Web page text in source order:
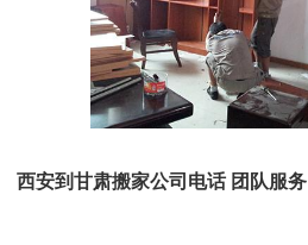
西安到甘肃搬家公司电话 团队服务